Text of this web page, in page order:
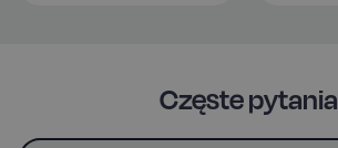
Częste pytania